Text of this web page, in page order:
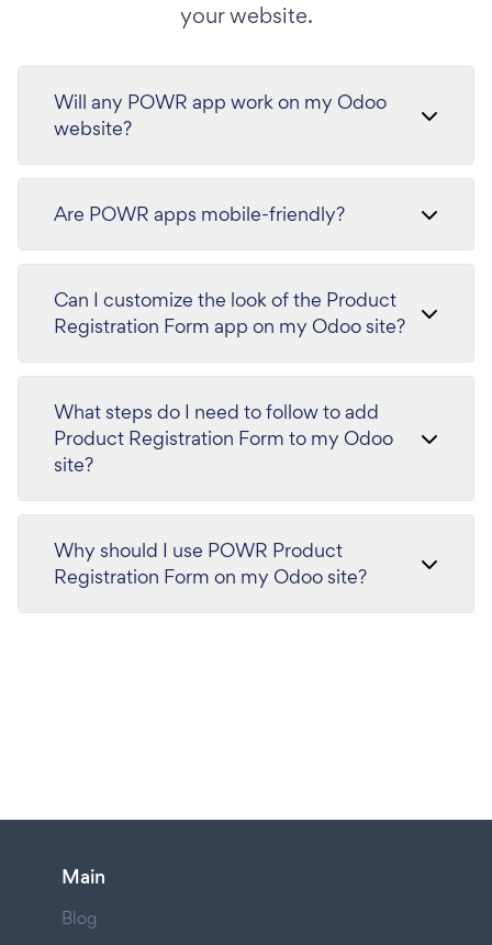
your website.
Will any POWR app work on my Odoo
website?
Are POWR apps mobile-friendly?
Can I customize the look of the Product
Registration Form app on my Odoo site?
What steps do I need to follow to add
Product Registration Form to my Odoo
site?
Why should I use POWR Product
Registration Form on my Odoo site?
Main
Blog